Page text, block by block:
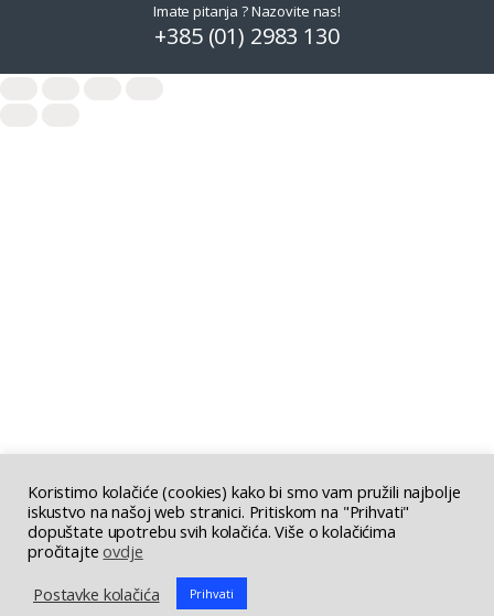
Imate pitanja ? Nazovite nas!
+385 (01) 2983 130
Koristimo kolačiće (cookies) kako bi smo vam pružili najbolje
iskustvo na našoj web stranici. Pritiskom na "Prihvati"
dopuštate upotrebu svih kolačića. Više o kolačićima
pročitajteovdje
Postavke kolačića
Prihvati